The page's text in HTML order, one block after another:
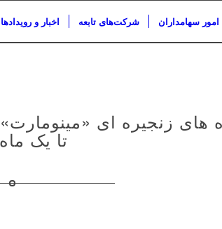
اخبار و رویدادها شرکت‌های تابعه امور سهامداران
تا یک